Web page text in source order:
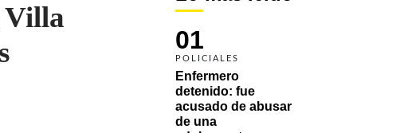
01
POLICIALES
Enfermero
detenido: fue
acusado de abusar
de una
Villa